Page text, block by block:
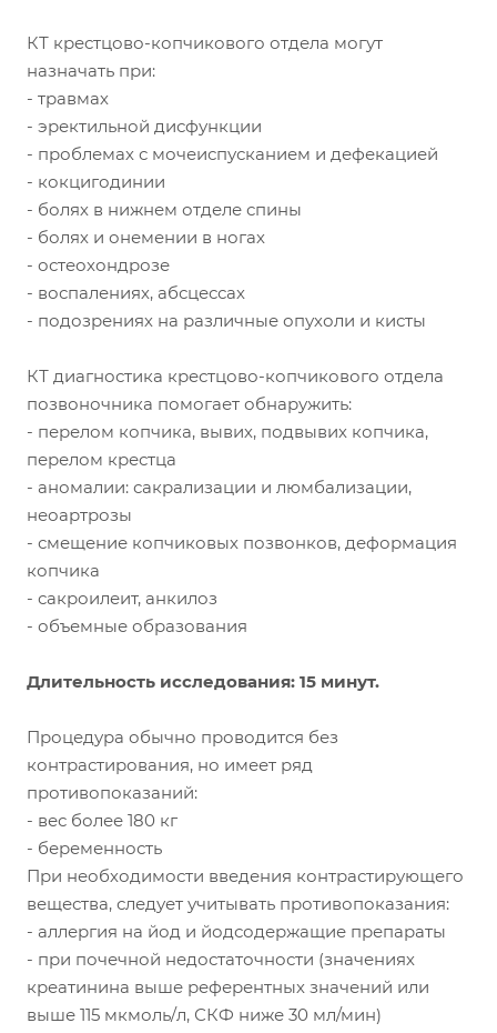
КТ крестцово-копчикового отдела могут
назначать при:
- травмах
- эректильной дисфункции
- проблемах с мочеиспусканием и дефекацией
- кокцигодинии
- болях в нижнем отделе спины
- болях и онемении в ногах
- остеохондрозе
- воспалениях, абсцессах
- подозрениях на различные опухоли и кисты
КТ диагностика крестцово-копчикового отдела
позвоночника помогает обнаружить:
- перелом копчика, вывих, подвывих копчика,
перелом крестца
- аномалии: сакрализации и люмбализации,
неоартрозы
- смещение копчиковых позвонков, деформация
копчика
- сакроилеит, анкилоз
- объемные образования
Длительность исследования: 15 минут.
Процедура обычно проводится без
контрастирования, но имеет ряд
противопоказаний:
- вес более 180 кг
- беременность
При необходимости введения контрастирующего
вещества, следует учитывать противопоказания:
- аллергия на йод и йодсодержащие препараты
- при почечной недостаточности (значениях
креатинина выше референтных значений или
выше 115 мкмоль/л, СКФ ниже 30 мл/мин)